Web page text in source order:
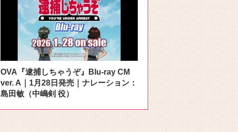
OVA『逮捕しちゃうぞ』Blu-ray CM
ver. A｜1月28日発売｜ナレーション：
島田敏（中嶋剣 役）